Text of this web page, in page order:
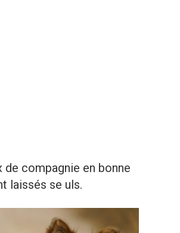
compagnie en bonne
laissés se uls.